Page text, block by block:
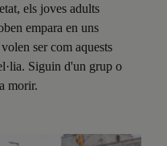
els joves adults
empara en uns
ser com aquests
Siguin d'un grup o
morir.